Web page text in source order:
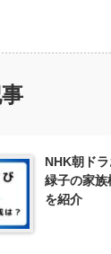
NHK朝ド
緑子の家
を紹介